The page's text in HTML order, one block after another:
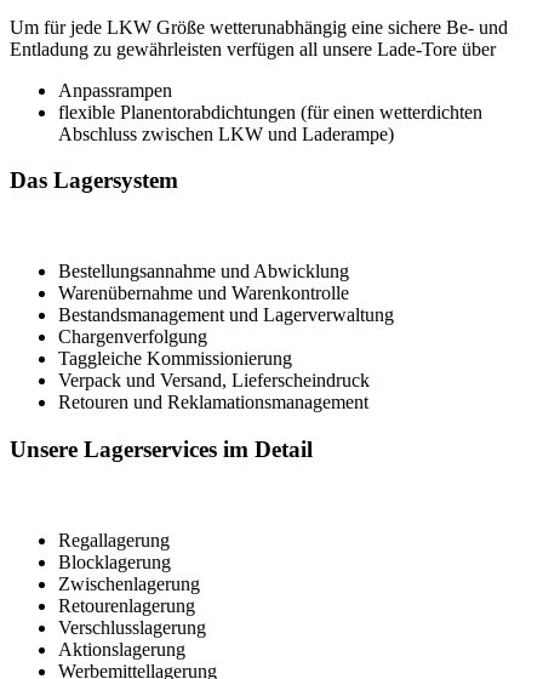
Um für jede LKW Größe wetterunabhängig eine sichere Be- und
Entladung zu gewährleisten verfügen all unsere Lade-Tore über
Anpassrampen
flexible Planentorabdichtungen (für einen wetterdichten
Abschluss zwischen LKW und Laderampe)
Das Lagersystem
Bestellungsannahme und Abwicklung
Warenübernahme und Warenkontrolle
Bestandsmanagement und Lagerverwaltung
Chargenverfolgung
Taggleiche Kommissionierung
Verpack und Versand, Lieferscheindruck
Retouren und Reklamationsmanagement
Unsere Lagerservices im Detail
Regallagerung
Blocklagerung
Zwischenlagerung
Retourenlagerung
Verschlusslagerung
Aktionslagerung
Werbemittellagerung